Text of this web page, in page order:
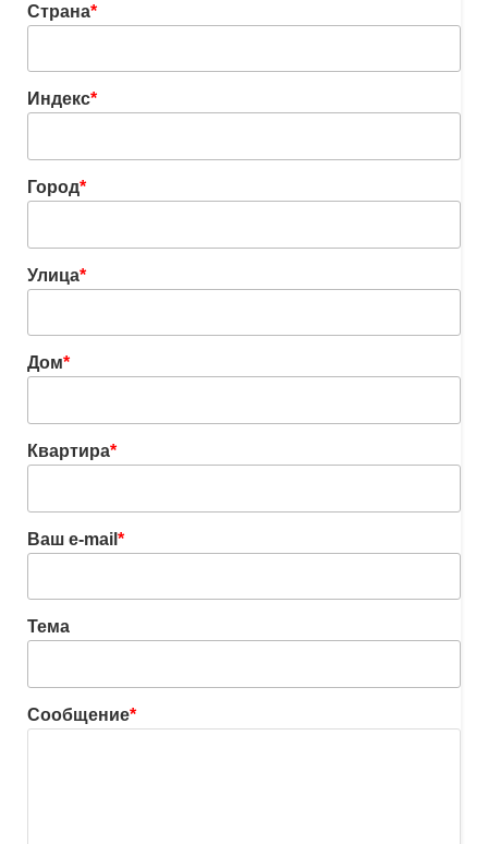
Страна*
Индекс*
Город*
Улица*
Дом*
Квартира*
Ваш e-mail *
Тема
Сообщение*